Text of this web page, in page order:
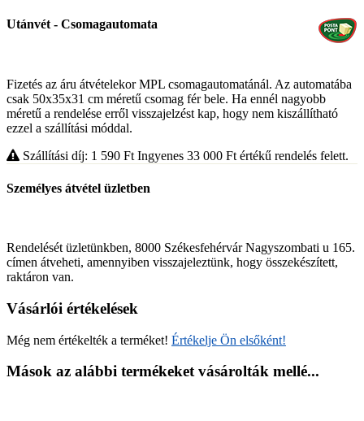
Utánvét - Csomagautomata
Fizetés az áru átvételekor MPL csomagautomatánál. Az automatába
csak 50x35x31 cm méretű csomag fér bele. Ha ennél nagyobb
méretű a rendelése erről visszajelzést kap, hogy nem kiszállítható
ezzel a szállítási móddal.
Szállítási díj: 1 590 Ft Ingyenes 33 000 Ft értékű rendelés felett.
Személyes átvétel üzletben
Rendelését üzletünkben, 8000 Székesfehérvár Nagyszombati u 165.
címen átveheti, amennyiben visszajeleztünk, hogy összekészített,
raktáron van.
Vásárlói értékelések
Még nem értékelték a terméket! Értékelje Ön elsőként!
Mások az alábbi termékeket vásárolták mellé...